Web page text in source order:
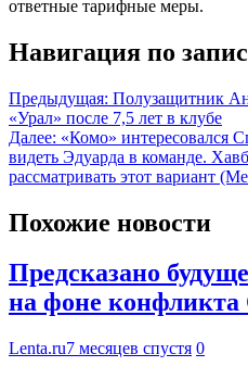
ответные тарифные меры.
Навигация по
Предыдущая: Полузащитник
«Урал» после 7,5 лет в клубе
Далее: «Комо» интересовался
видеть Эдуарда в команде.
рассматривать этот вариант
Похожие новости
Предсказано
на фоне
Lenta.ru7 месяцев спустя 0